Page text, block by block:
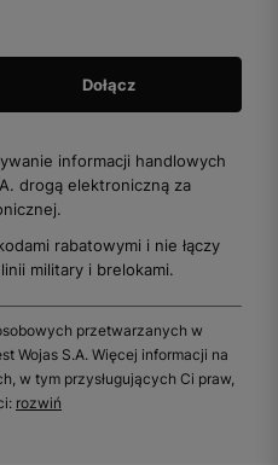
informacji handlowych
drogą elektroniczną za
rabatowymi i nie łączy
military i brelokami.
przetwarzanych w
Wojas S.A. Więcej informacji na
w tym przysługujących Ci praw,
rozwiń